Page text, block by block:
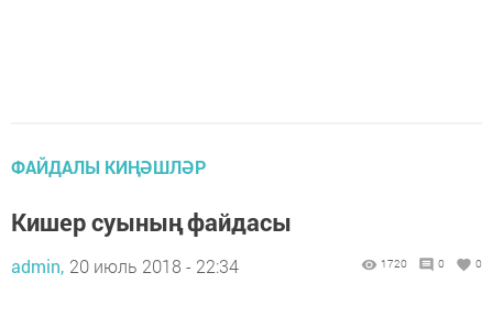
ФАЙДАЛЫ КИҢӘШЛӘР
Кишер суының файдасы
admin, 20 июль 2018 - 22:34 1720 0 0